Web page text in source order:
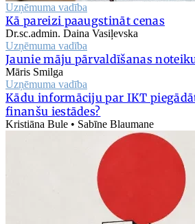
Uzņēmuma vadība
Kā pareizi paaugstināt cenas
Dr.sc.admin. Daina Vasiļevska
Uzņēmuma vadība
Jaunie māju pārvaldīšanas
Māris Smilga
Uzņēmuma vadība
Kādu informāciju par IKT
finanšu iestādes?
Kristiāna Bule • Sabīne Blaumane